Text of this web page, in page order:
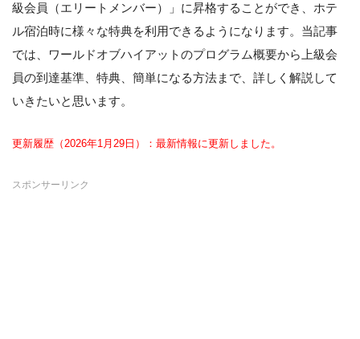
級会員（エリートメンバー）」に昇格することができ、ホテ
ル宿泊時に様々な特典を利用できるようになります。当記事
では、ワールドオブハイアットのプログラム概要から上級会
員の到達基準、特典、簡単になる方法まで、詳しく解説して
いきたいと思います。
更新履歴（2026年1月29日）：最新情報に更新しました。
スポンサーリンク